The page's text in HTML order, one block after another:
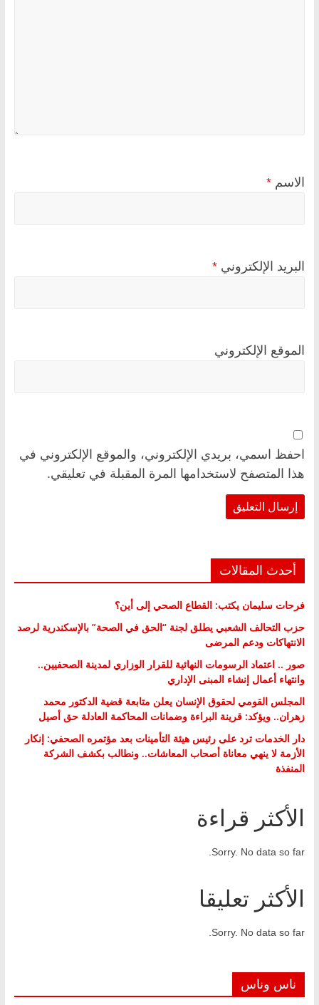
الاسم *
البريد الإلكتروني *
الموقع الإلكتروني
احفظ اسمي، بريدي الإلكتروني، والموقع الإلكتروني في
هذا المتصفح لاستخدامها المرة المقبلة في تعليقي.
أحدث المقالات
فرحات سليمان يكتب: القطاع الصحي إلى أين؟
حزب التحالف الشعبي يطلق لجنة “الحق في الصحة” بالإسكندرية لرصد
الانتهاكات ودعم المرضى
صور .. اعتماد الرسومات النهائية للقرار الوزاري لمدينة الصحفيين..
وانتهاء أعمال إنشاء المبنى الإداري
المجلس القومي لحقوق الإنسان يعلن متابعة قضية الدكتور محمد
زهران.. ويؤكد: قرينة البراءة وضمانات المحاكمة العادلة حق أصيل
دار الخدمات ترد على رئيس هيئة التأمينات بعد مؤتمره الصحفي: إنكار
الأزمة لا ينهي معاناة أصحاب المعاشات.. ونطالب بكشف الشركة
المنفذة
الأكثر قراءة
Sorry. No data so far.
الأكثر تعليقا
Sorry. No data so far.
ناس وناس